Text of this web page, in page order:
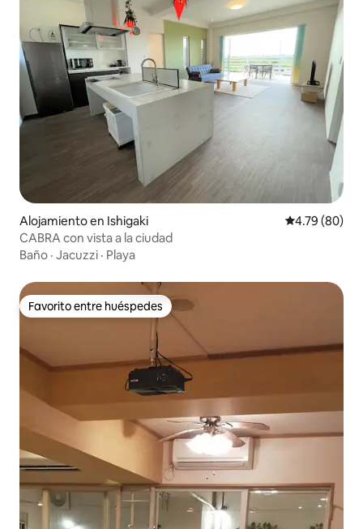
Alojamiento en Ishigaki Calificación
4.79 (80)
CABRA con vista a la ciudad
Baño · Jacuzzi · Playa
Favorito entre huéspedes
Favorito entre huéspedes